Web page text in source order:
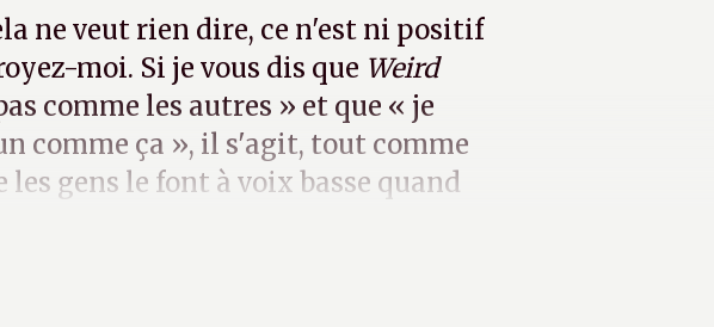
ne veut rien dire, ce n'est ni positif
moi. Si je vous dis que Weird
comme les autres » et que « je
comme ça », il s'agit, tout comme
les gens le font à voix basse quand